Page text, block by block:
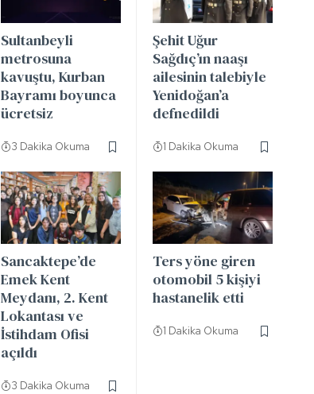
Sultanbeyli
metrosuna
kavuştu, Kurban
Bayramı boyunca
ücretsiz
3 Dakika Okuma
Şehit Uğur
Sağdıç’ın naaşı
ailesinin talebiyle
Yenidoğan’a
defnedildi
1 Dakika Okuma
Sancaktepe’de
Emek Kent
Meydanı, 2. Kent
Lokantası ve
İstihdam Ofisi
açıldı
3 Dakika Okuma
Ters yöne giren
otomobil 5 kişiyi
hastanelik etti
1 Dakika Okuma